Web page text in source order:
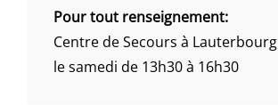
Pour tout renseignement:
Centre de Secours à Lauterbourg
le samedi de 13h30 à 16h30